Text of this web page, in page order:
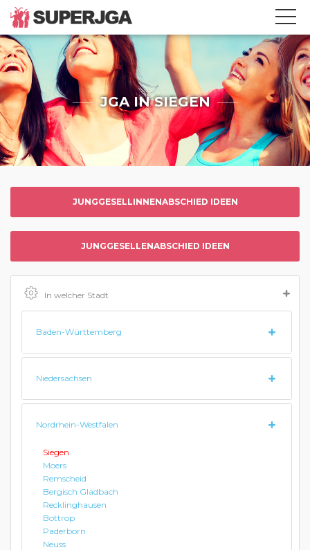
JGA IN SIEGEN
JUNGGESELLINNENABSCHIED IDEEN
JUNGGESELLENABSCHIED IDEEN
In welcher Stadt
Baden-Württemberg
Niedersachsen
Nordrhein-Westfalen
Siegen
Moers
Remscheid
Bergisch Gladbach
Recklinghausen
Bottrop
Paderborn
Neuss